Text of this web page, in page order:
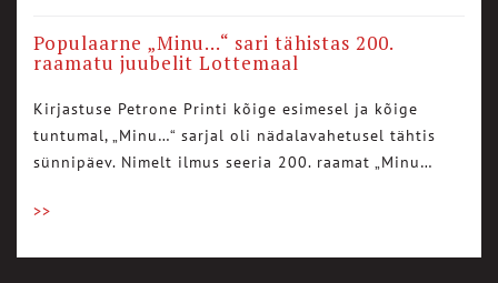
Populaarne „Minu…“ sari tähistas 200.
raamatu juubelit Lottemaal
Kirjastuse Petrone Printi kõige esimesel ja kõige
tuntumal, „Minu…“ sarjal oli nädalavahetusel tähtis
sünnipäev. Nimelt ilmus seeria 200. raamat „Minu…
>>